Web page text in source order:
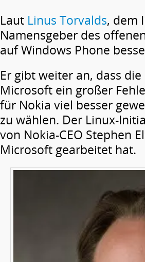
Laut Linus Torvalds, dem
Namensgeber des
auf Windows Phone
Er gibt weiter an, dass
Microsoft ein großer
für Nokia viel besser
zu wählen. Der Linux-
von Nokia-CEO Stephen
Microsoft gearbeitet hat.